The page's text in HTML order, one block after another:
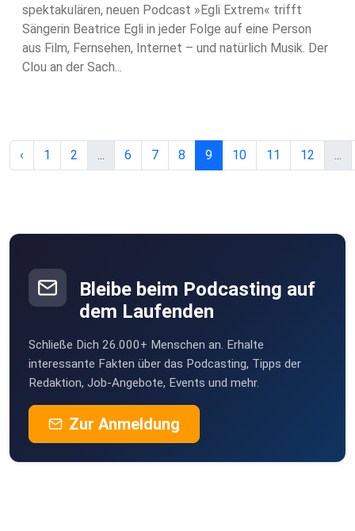
spektakulären, neuen Podcast »Egli Extrem« trifft
Sängerin Beatrice Egli in jeder Folge auf eine Person
aus Film, Fernsehen, Internet – und natürlich Musik. Der
Clou an der Sach...
‹ 1 2 ... 6 7 8 9 10 11 12 ...
Bleibe beim Podcasting auf
dem Laufenden
Schließe Dich 26.000+ Menschen an. Erhalte
interessante Fakten über das Podcasting, Tipps der
Redaktion, Job-Angebote, Events und mehr.
Zur Anmeldung